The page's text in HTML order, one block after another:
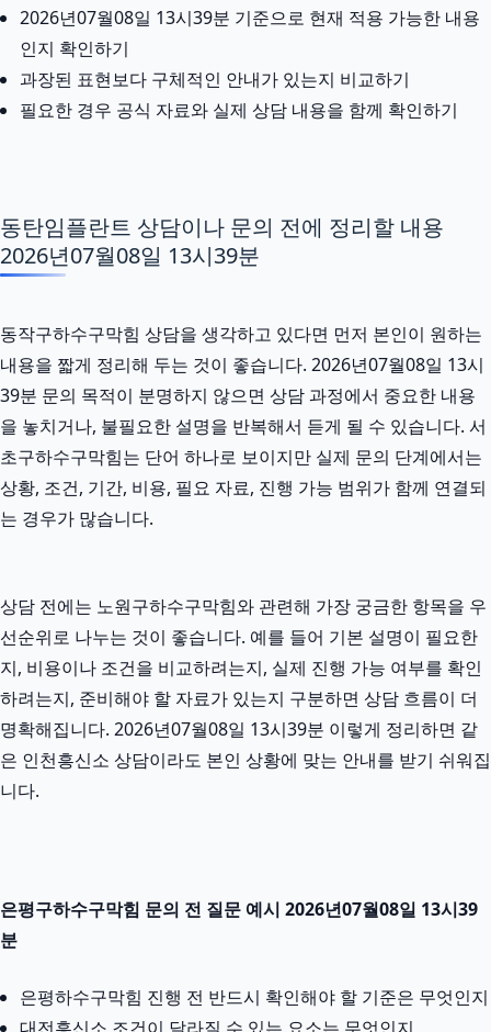
2026년07월08일 13시39분 기준으로 현재 적용 가능한 내용
인지 확인하기
과장된 표현보다 구체적인 안내가 있는지 비교하기
필요한 경우 공식 자료와 실제 상담 내용을 함께 확인하기
동탄임플란트 상담이나 문의 전에 정리할 내용
2026년07월08일 13시39분
동작구하수구막힘 상담을 생각하고 있다면 먼저 본인이 원하는
내용을 짧게 정리해 두는 것이 좋습니다. 2026년07월08일 13시
39분 문의 목적이 분명하지 않으면 상담 과정에서 중요한 내용
을 놓치거나, 불필요한 설명을 반복해서 듣게 될 수 있습니다. 서
초구하수구막힘는 단어 하나로 보이지만 실제 문의 단계에서는
상황, 조건, 기간, 비용, 필요 자료, 진행 가능 범위가 함께 연결되
는 경우가 많습니다.
상담 전에는 노원구하수구막힘와 관련해 가장 궁금한 항목을 우
선순위로 나누는 것이 좋습니다. 예를 들어 기본 설명이 필요한
지, 비용이나 조건을 비교하려는지, 실제 진행 가능 여부를 확인
하려는지, 준비해야 할 자료가 있는지 구분하면 상담 흐름이 더
명확해집니다. 2026년07월08일 13시39분 이렇게 정리하면 같
은 인천흥신소 상담이라도 본인 상황에 맞는 안내를 받기 쉬워집
니다.
은평구하수구막힘 문의 전 질문 예시 2026년07월08일 13시39
분
은평하수구막힘 진행 전 반드시 확인해야 할 기준은 무엇인지
대전흥신소 조건이 달라질 수 있는 요소는 무엇인지